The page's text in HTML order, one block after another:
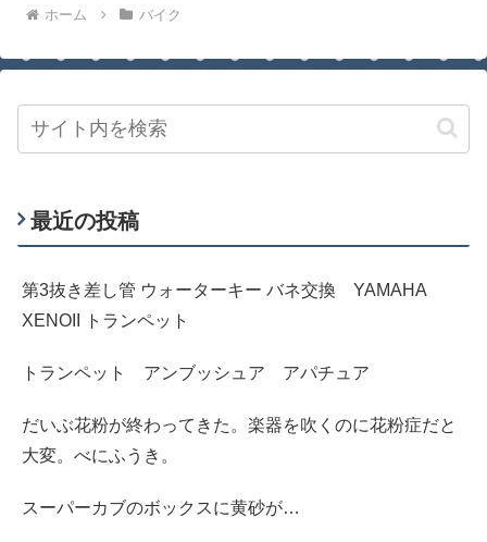
ホーム バイク
最近の投稿
第3抜き差し管 ウォーターキー バネ交換 YAMAHA
XENOII トランペット
トランペット アンブッシュア アパチュア
だいぶ花粉が終わってきた。楽器を吹くのに花粉症だと
大変。べにふうき。
スーパーカブのボックスに黄砂が…